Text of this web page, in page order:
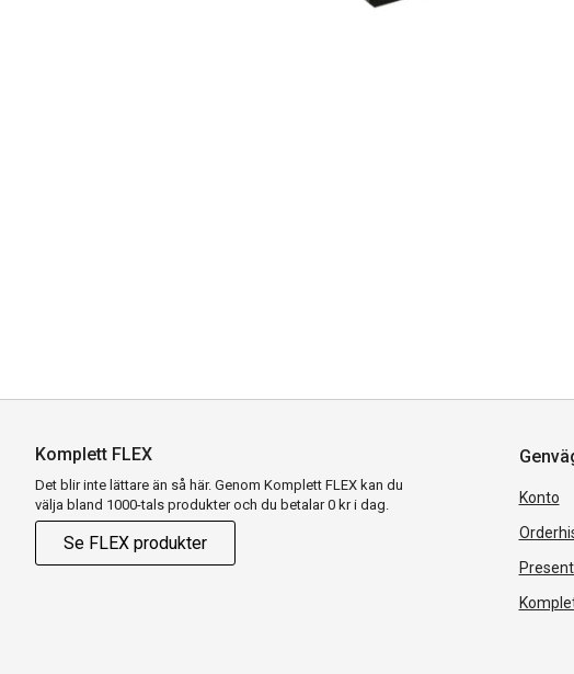
Komplett FLEX
Det blir inte lättare än så här. Genom Komplett FLEX kan du
välja bland 1000-tals produkter och du betalar 0 kr i dag.
Se FLEX produkter
Konto